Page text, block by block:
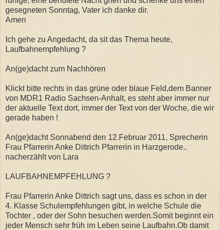
gesegneten Sonntag, Vater ich danke dir.
Amen
Ich gehe zu Angedacht, da sit das Thema heute,
Laufbahnempfehlung ?
An(ge)dacht zum Nachhören
Klickt bitte rechts in das grüne oder blaue Feld,dem Banner
von MDR1 Radio Sachsen-Anhalt, es steht aber immer nur
der aktuelle Text dort, immer der Text von der Woche, die wir
gerade haben !
An(ge)dacht Sonnabend den 12.Februar 2011, Sprecherin
Frau Pfarrerin Anke Dittrich Pfarrerin in Harzgerode..
nacherzählt von Lara
LAUFBAHNEMPFEHLUNG ?
Frau Pfarrerin Anke Dittrich sagt uns, dass es schon in der
4. Klasse Schulempfehlungen gibt, in welche Schule die
Tochter , oder der Sohn besuchen werden.Somit beginnt ein
jeder Mensch sehr früh im Leben seine Laufbahn.Ob damit